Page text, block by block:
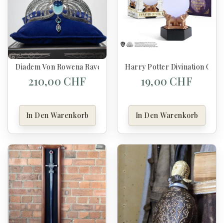
Diadem Von Rowena Ravenclaw - Harry Potter
210,00 CHF
In Den Warenkorb
Harry Potter Divination
19,00 CHF
In Den Warenkorb